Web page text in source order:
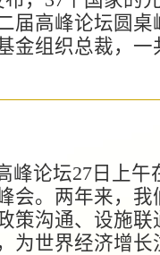
届高峰论坛圆桌
金组织总裁，一
峰论坛27日上午
会。两年来，我
策沟通、设施联
为世界经济增长